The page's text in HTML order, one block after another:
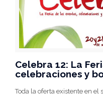
Celebra 12: La
celebraciones y
Toda la oferta existente en el